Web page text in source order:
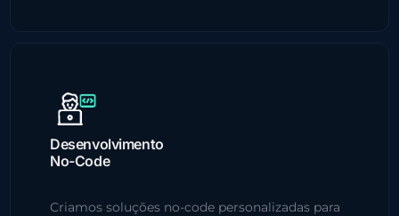
Desenvolvimento
No-Code
Criamos soluções no-code personalizadas para